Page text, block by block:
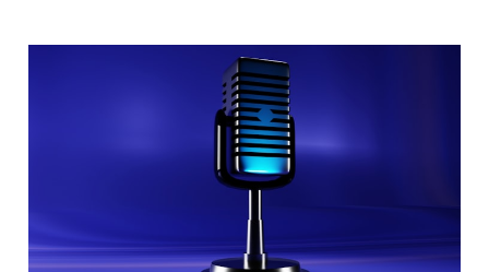
For your ears only
Betaald